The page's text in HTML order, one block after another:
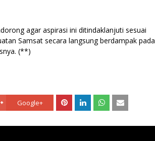
agar aspirasi ini ditindaklanjuti sesuai
Samsat secara langsung berdampak pada
(**)
Google+